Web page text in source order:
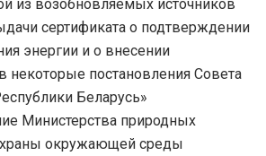
из возобновляемых источников
сертификата о подтверждении
энергии и о внесении
некоторые постановления Совета
Беларусь»
Министерства природных
окружающей среды